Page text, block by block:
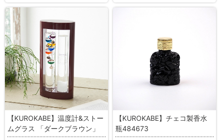
【KUROKABE】温度計&ストー
ムグラス 「ダークブラウン」
【KUROKABE】チェコ製香水
瓶484673